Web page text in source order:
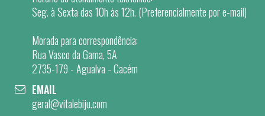
Seg. à Sexta das 10h às 12h. (Preferencialmente por e-mail)
Morada para correspondência:
Rua Vasco da Gama, 5A
2735-179 - Agualva - Cacém
EMAIL
geral@vitalebiju.com